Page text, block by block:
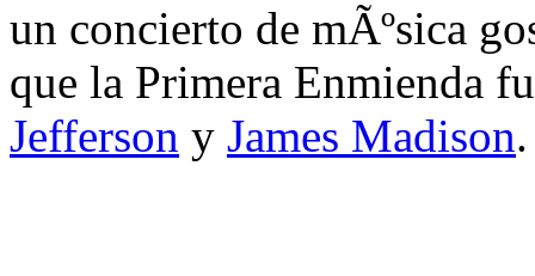
un concierto de mÃºsica
que la Primera Enmienda
Jefferson y James Madison.